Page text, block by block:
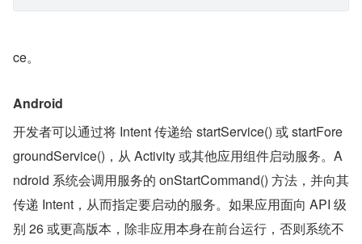
ce。
Android
开发者可以通过将 Intent 传递给 startService() 或 startFore
groundService()，从 Activity 或其他应用组件启动服务。A
ndroid 系统会调用服务的 onStartCommand() 方法，并向其
传递 Intent，从而指定要启动的服务。如果应用面向 API 级
别 26 或更高版本，除非应用本身在前台运行，否则系统不